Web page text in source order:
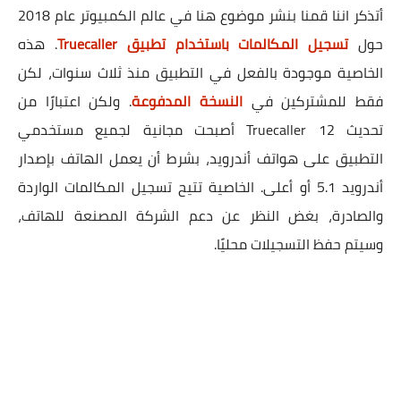
أتذكر اننا قمنا بنشر موضوع هنا في عالم الكمبيوتر عام 2018
حولتسجيل المكالمات باستخدام تطبيق Truecaller
. هذه
الخاصية موجودة بالفعل في التطبيق منذ ثلاث سنوات، لكن
فقط للمشتركين فيالنسخة المدفوعة. ولكن اعتبارًا من
تحديث Truecaller 12 أصبحت مجانية لجميع مستخدمي
التطبيق على هواتف أندرويد، بشرط أن يعمل الهاتف بإصدار
أندرويد 5.1 أو أعلى. الخاصية تتيح تسجيل المكالمات الواردة
والصادرة، بغض النظر عن دعم الشركة المصنعة للهاتف،
وسيتم حفظ التسجيلات محليًا.